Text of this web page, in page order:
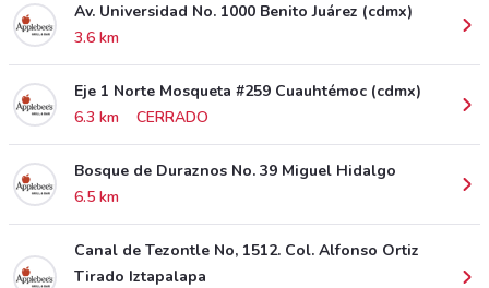
Av. Universidad No. 1000 Benito Juárez (cdmx)
3.6 km
Eje 1 Norte Mosqueta #259 Cuauhtémoc (cdmx)
6.3 km
CERRADO
Bosque de Duraznos No. 39 Miguel Hidalgo
6.5 km
Canal de Tezontle No, 1512. Col. Alfonso Ortiz
Tirado Iztapalapa